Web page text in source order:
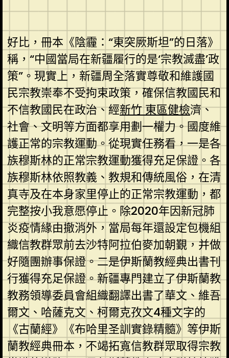
好比，冊本《陰霾：“東突厥斯坦”的日落》
稱，“中國當局在新疆履行的是‘宗教滅盡’政
策”。現實上，新疆周全落實尊敬和維護國
民宗教崇奉不受拘束政策，確保信教國民和
不信教國民在政治、經新竹 東區健檢濟、
社會、文明等方面都享用劃一權力。國度維
護正常的宗教運動。從現實任務看，一是各
族穆斯林的正常宗教運動獲得充足保證。各
族穆斯林依照教義、教規和傳統風俗，在清
真寺及在本身家里停止的正常宗教運動，都
完整按小我意愿停止。除2020年因新冠肺
炎疫情緣由撤消外，當局每年還設定包機組
織信教群眾前去沙特阿拉伯麥加朝覲，并做
好隨團辦事保證。二是伊斯蘭教經典出書刊
行獲得充足保證。新疆專門建立了伊斯蘭教
教務領導委員會組織翻譯出書了華文、維吾
爾文、哈薩克文、柯爾克孜文4種文字的
《古蘭經》《布哈里圣訓實錄精髓》等伊斯
蘭教經典冊本，不竭拓寬信教群眾取得宗教